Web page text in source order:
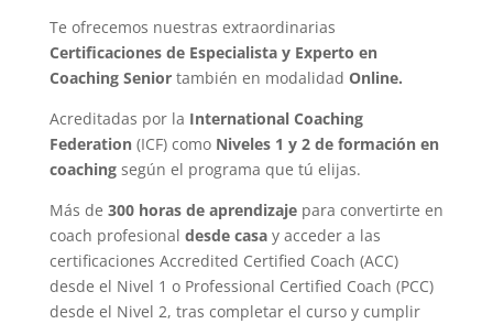
Te ofrecemos nuestras extraordinarias
Certificaciones de Especialista y Experto en
Coaching Senior también en modalidad Online.
Acreditadas por la International Coaching
Federation (ICF) comoNiveles 1 y 2 de formación en
coaching según el programa que tú elijas.
Más de 300 horas de aprendizajepara convertirte en
coach profesional desde casay acceder a las
certificaciones Accredited Certified Coach (ACC)
desde el Nivel 1 o Professional Certified Coach (PCC)
desde el Nivel 2, tras completar el curso y cumplir